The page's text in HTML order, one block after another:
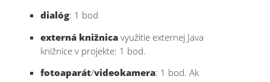
dialóg: 1 bod
externá knižnicavyužitie externej Java
knižnice v projekte: 1 bod.
fotoaparát/videokamera: 1 bod. Ak